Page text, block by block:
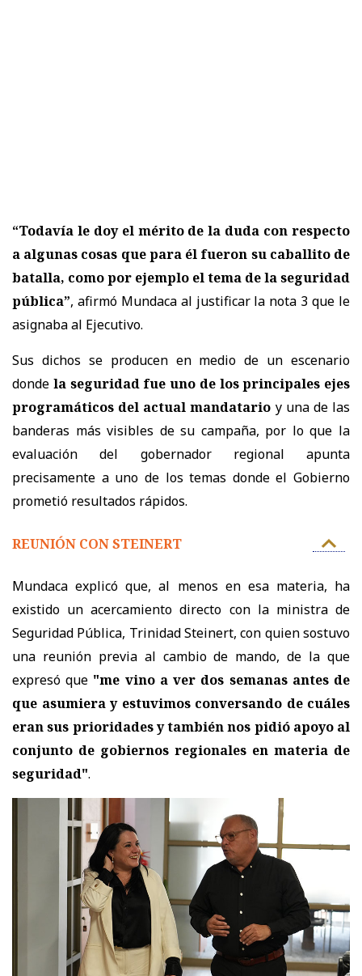
“Todavía le doy el mérito de la duda con respecto
a algunas cosas que para él fueron su caballito de
batalla, como por ejemplo el tema de la seguridad
pública”, afirmó Mundaca al justificar la nota 3 que le
asignaba al Ejecutivo.
Sus dichos se producen en medio de un escenario
donde la seguridad fue uno de los principales ejes
programáticos del actual mandatario y una de las
banderas más visibles de su campaña, por lo que la
evaluación del gobernador regional apunta
precisamente a uno de los temas donde el Gobierno
prometió resultados rápidos.
REUNIÓN CON STEINERT
Mundaca explicó que, al menos en esa materia, ha
existido un acercamiento directo con la ministra de
Seguridad Pública, Trinidad Steinert, con quien sostuvo
una reunión previa al cambio de mando, de la que
expresó que "me vino a ver dos semanas antes de
que asumiera y estuvimos conversando de cuáles
eran sus prioridades y también nos pidió apoyo al
conjunto de gobiernos regionales en materia de
seguridad".